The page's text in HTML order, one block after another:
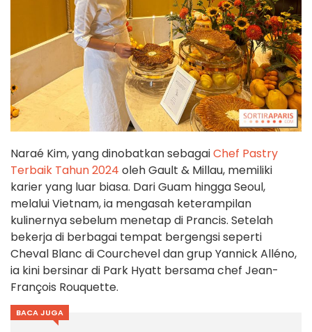
Naraé Kim, yang dinobatkan sebagaiChef Pastry
Terbaik Tahun 2024 oleh Gault & Millau, memiliki
karier yang luar biasa. Dari Guam hingga Seoul,
melalui Vietnam, ia mengasah keterampilan
kulinernya sebelum menetap di Prancis. Setelah
bekerja di berbagai tempat bergengsi seperti
Cheval Blanc di Courchevel dan grup Yannick Alléno,
ia kini bersinar di Park Hyatt bersama chef Jean-
François Rouquette.
BACA JUGA